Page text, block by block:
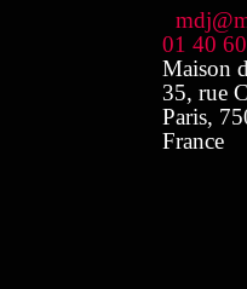
01 40
Maison
35, rue
Paris,
France